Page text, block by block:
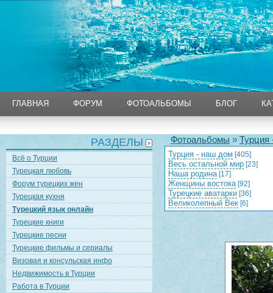
ГЛАВНАЯ ФОРУМ ФОТОАЛЬБОМЫ БЛОГ
РАЗДЕЛЫ
Всё о Турции
Турецкая любовь
Форум турецких жен
Турецкая кухня
Турецкий язык онлайн
Турецкие книги
Турецкие песни
Турецкие фильмы и сериалы
Визовая и консульская инфо
Недвижимость в Турции
Работа в Турции
Фотоальбомы »
Турция - наш дом [405]
Весь остальной мир [23]
Наша родина [17]
Женщины востока [92]
Турецкие аватарки [36]
Великолепный Век [6]